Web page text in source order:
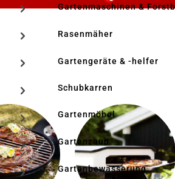
Gartenmaschinen &
Rasenmäher
Gartengeräte & -helfer
Schubkarren
Gartenmöbel
Gartenzaun
Gartenbewässerung